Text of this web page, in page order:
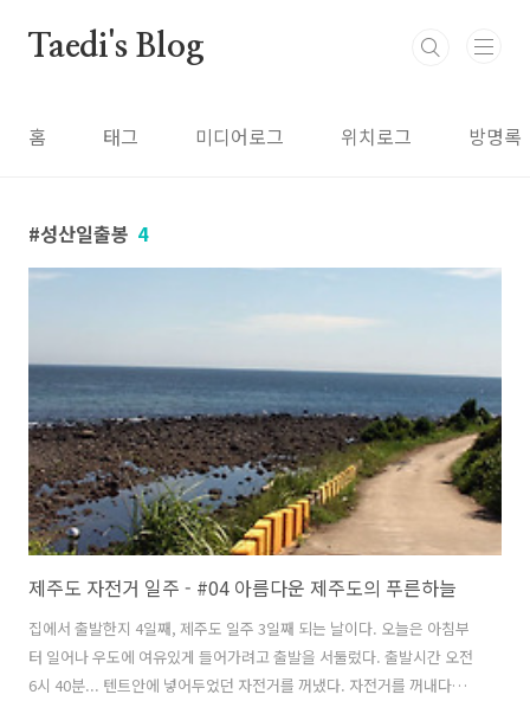
Taedi's Blog
홈 태그 미디어로그 위치로그 방명록
성산일출봉 4
제주도 자전거 일주 - #04 아름다운 제주도의 푸른하늘
집에서 출발한지 4일째, 제주도 일주 3일째 되는 날이다. 오늘은 아침부
터 일어나 우도에 여유있게 들어가려고 출발을 서둘렀다. 출발시간 오전
6시 40분... 텐트안에 넣어두었던 자전거를 꺼냈다. 자전거를 꺼내다가